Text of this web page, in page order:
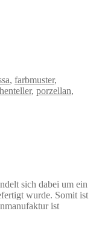
, farbmuster,
, porzellan,
sich dabei um ein
wurde. Somit ist
ist